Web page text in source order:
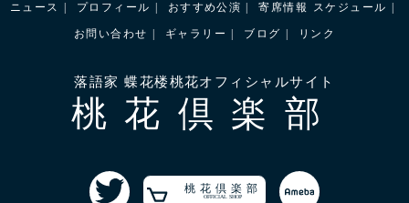
ニュース プロフィール おすすめ公演 寄席情報 スケジュール
お問い合わせ ギャラリー ブログ リンク
落語家 蝶花楼桃花オフィシャルサイト
桃花倶楽部
桃花倶楽部
OFFICIAL SHOP